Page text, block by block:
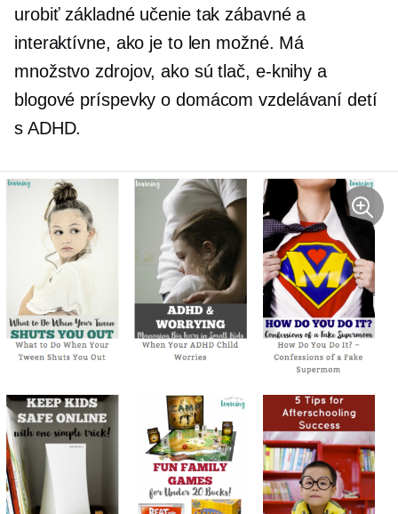
urobiť základné učenie tak zábavné a
interaktívne, ako je to len možné. Má
množstvo zdrojov, ako sú tlač, e-knihy a
blogové príspevky o domácom vzdelávaní detí
s ADHD.